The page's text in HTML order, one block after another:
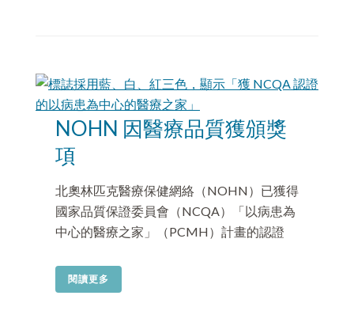
NOHN 因醫療品質獲頒獎
項
北奧林匹克醫療保健網絡（NOHN）已獲得
國家品質保證委員會（NCQA）「以病患為
中心的醫療之家」（PCMH）計畫的認證
閱讀更多